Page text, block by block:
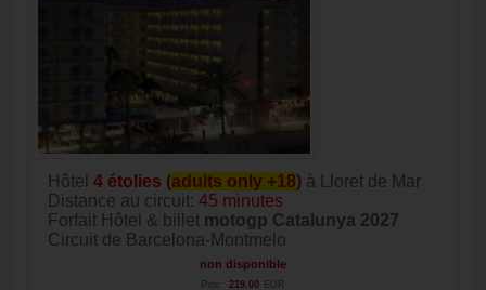
Hôtel 4 étolies (adults only +18)à Lloret de Mar
Distance au circuit: 45 minutes
Forfait Hôtel & billet motogp Catalunya 2027
Circuit de Barcelona-Montmelo
non disponible
Prix: 219.00 EUR